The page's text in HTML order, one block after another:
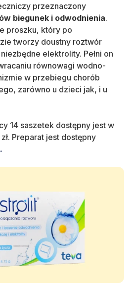
przeznaczony
biegunek i odwodnienia.
proszku, który po
tworzy doustny roztwór
elektrolity. Pełni on
równowagi wodno-
w przebiegu chorób
zarówno u dzieci jak, i u
14 saszetek dostępny jest w
Preparat jest dostępny